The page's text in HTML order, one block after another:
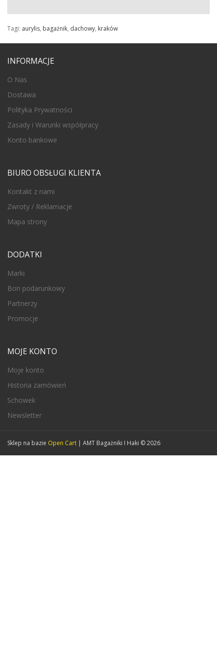
Tagi: aurylis, bagażnik, dachowy, kraków
INFORMACJE
O Nas
Dostawa
Polityka Prywatności
Zasady i Warunki współpracy
Konto bankowe
BIURO OBSŁUGI KLIENTA
Kontakt z nami
Zwroty / Reklamacje
Mapa strony
DODATKI
Marki
Bon podarunkowy
Partnerzy
Promocje
MOJE KONTO
Moje konto
Historia zamówień
Schowek
Newsletter
Sklep na bazie Open Cart | AMT Bagażniki I Haki © 2026